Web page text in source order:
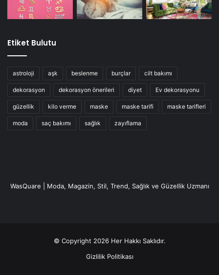
Etiket Bulutu
astroloji aşk beslenme burçlar cilt bakımı
dekorasyon dekorasyon önerileri diyet Ev dekorasyonu
güzellik kilo verme maske maske tarifi maske tarifleri
moda saç bakımı sağlık zayıflama
WasQuare | Moda, Magazin, Stil, Trend, Sağlık ve Güzellik Uzmanı
© Copyright 2026 Her Hakkı Saklıdır.
Gizlilik Politikası